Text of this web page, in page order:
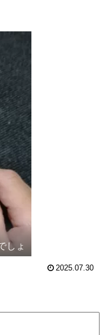
しょ
2025.07.30